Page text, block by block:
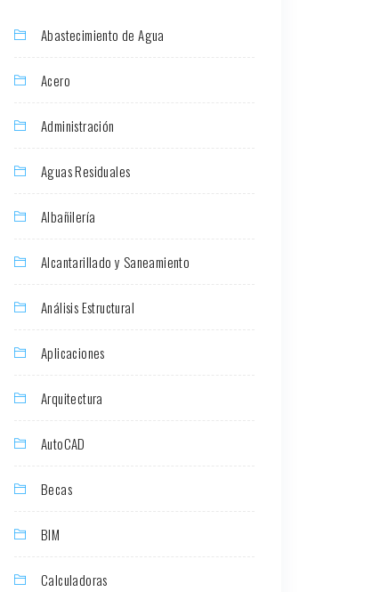
Abastecimiento de Agua
Acero
Administración
Aguas Residuales
Albañilería
Alcantarillado y Saneamiento
Análisis Estructural
Aplicaciones
Arquitectura
AutoCAD
Becas
BIM
Calculadoras